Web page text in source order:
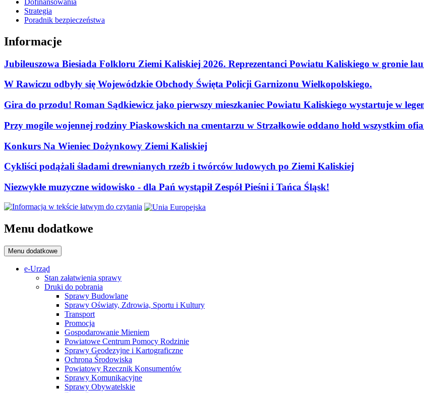
Dofinansowania
Strategia
Poradnik bezpieczeństwa
Informacje
Jubileuszowa Biesiada Folkloru Ziemi Kaliskiej 2026. Reprezentanci Powiatu Kaliskiego w gronie
W Rawiczu odbyły się Wojewódzkie Obchody Święta Policji Garnizonu Wielkopolskiego.
Gira do przodu! Roman Sądkiewicz jako pierwszy mieszkaniec Powiatu Kaliskiego wystartuje w
Przy mogile wojennej rodziny Piaskowskich na cmentarzu w Strzałkowie oddano hołd wszystkim
Konkurs Na Wieniec Dożynkowy Ziemi Kaliskiej
Cykliści podążali śladami drewnianych rzeźb i twórców ludowych po Ziemi Kaliskiej
Niezwykłe muzyczne widowisko - dla Pań wystąpił Zespół Pieśni i Tańca Śląsk!
Menu dodatkowe
Menu dodatkowe
e-Urząd
Stan załatwienia sprawy
Druki do pobrania
Sprawy Budowlane
Sprawy Oświaty, Zdrowia, Sportu i Kultury
Transport
Promocja
Gospodarowanie Mieniem
Powiatowe Centrum Pomocy Rodzinie
Sprawy Geodezyjne i Kartograficzne
Ochrona Środowiska
Powiatowy Rzecznik Konsumentów
Sprawy Komunikacyjne
Sprawy Obywatelskie